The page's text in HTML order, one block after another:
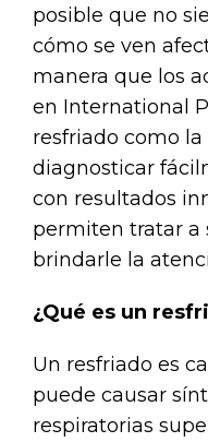
posible que no
cómo se ven
manera que los
en International
resfriado como
diagnosticar
con resultados
permiten tratar a
brindarle la
¿Qué es un
Un resfriado es
puede causar
respiratorias